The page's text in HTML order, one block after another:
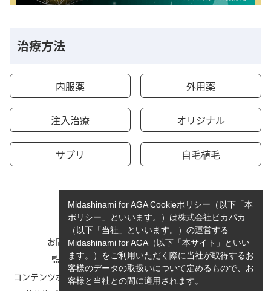
治療方法
内服薬 外用薬
注入治療 オリジナル
サプリ 自毛植毛
お問い合わせ
運営者情報
監修者一覧
cookieポリシーについて
コンテンツポリシーと運営指針
利用規約
Midashinami for AGA Cookieポリシー（以下「本
ポリシー」といいます。）は株式会社ピカパカ
（以下「当社」といいます。）の運営する
Midashinami for AGA（以下「本サイト」といい
ます。）をご利用いただく際に当社が取得するお
客様のデータの取扱いについて定めるもので、お
客様と当社との間に適用されます。